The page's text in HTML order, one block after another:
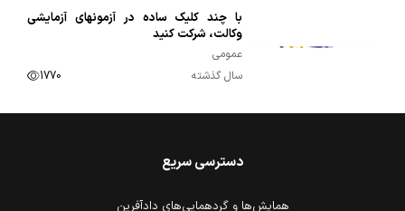
با چند کلیک ساده در آزمونهای آزمایشی
وکالت، شرکت کنید
عمومی
سال گذشته
1770
دسترسی سریع
همایش‌ها و گردهمایی‌های دادآفرین